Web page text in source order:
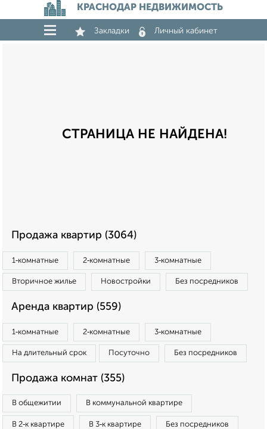
КРАСНОДАР НЕДВИЖИМОСТЬ
Закладки Личный кабинет
СТРАНИЦА НЕ НАЙДЕНА!
Продажа квартир (3064)
1‑комнатные 2‑комнатные 3‑комнатные
Вторичное жилье Новостройки Без посредников
Аренда квартир (559)
1‑комнатные 2‑комнатные 3‑комнатные
На длительный срок Посуточно Без посредников
Продажа комнат (355)
В общежитии В коммунальной квартире
В 2‑к квартире В 3‑к квартире Без посредников